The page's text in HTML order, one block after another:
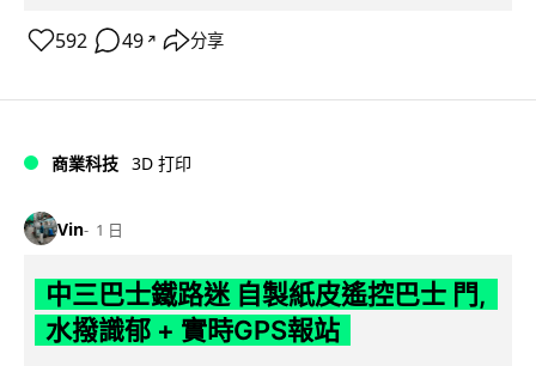
592 49 ↗ 分享
商業科技 3D 打印
Vin 1 日
中三巴士鐵路迷 自製紙皮遙控巴士 門,
水撥識郁 + 實時GPS報站